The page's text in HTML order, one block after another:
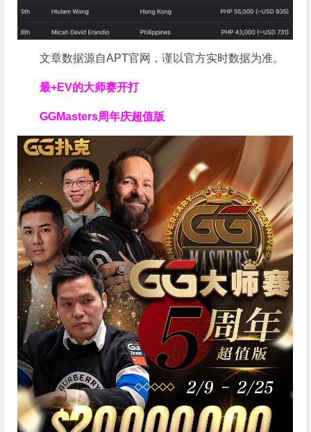
文章数据源自APT官网，谨以官方实时数据为准。
最+EV的大师赛开打
GGMasters周年庆超值版